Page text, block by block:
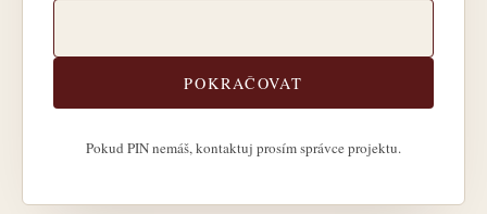
POKRAČOVAT
Pokud PIN nemáš, kontaktuj prosím správce projektu.